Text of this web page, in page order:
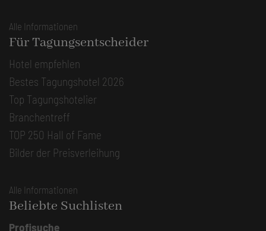
Alle Informationen
Für Tagungsentscheider
Hotel empfehlen
Bestes Tagungshotel 2026
Top Tagungshotelier
Branchentreff
TOP 250 Hall of Fame
Bilder der Preisverleihung
Alle Informationen
Beliebte Suchlisten
Profisuche